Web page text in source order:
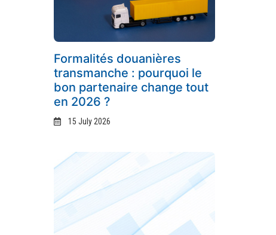
Formalités douanières
transmanche : pourquoi le
bon partenaire change tout
en 2026 ?
15 July 2026